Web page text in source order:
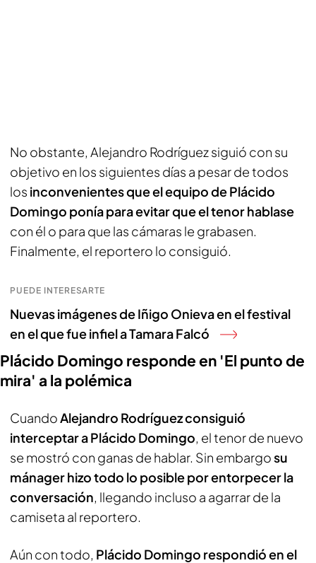
No obstante, Alejandro Rodríguez siguió con su
objetivo en los siguientes días a pesar de todos
los inconvenientes que el equipo de Plácido
Domingo ponía para evitar que el tenor hablase
con él o para que las cámaras le grabasen.
Finalmente, el reportero lo consiguió.
PUEDE INTERESARTE
Nuevas imágenes de Iñigo Onieva en el festival
en el que fue infiel a Tamara Falcó
Plácido Domingo responde en 'El punto de
mira' a la polémica
CuandoAlejandro Rodríguez consiguió
interceptar a Plácido Domingo, el tenor de nuevo
se mostró con ganas de hablar. Sin embargosu
mánager hizo todo lo posible por entorpecer la
conversación, llegando incluso a agarrar de la
camiseta al reportero.
Aún con todo, Plácido Domingo respondió en el